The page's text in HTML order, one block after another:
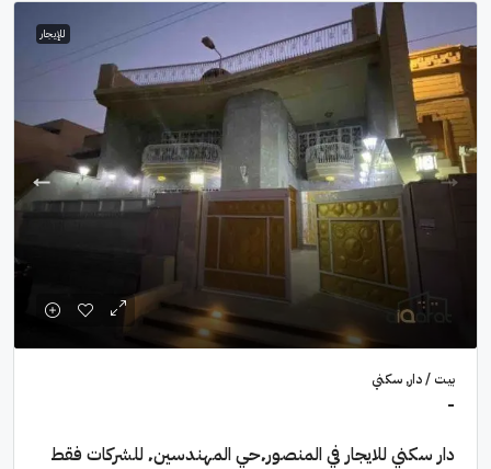
للإيجار
بيت / دار, سكني
-
دار سكني للايجار في المنصور٬حي المهندسين٬ للشركات فقط